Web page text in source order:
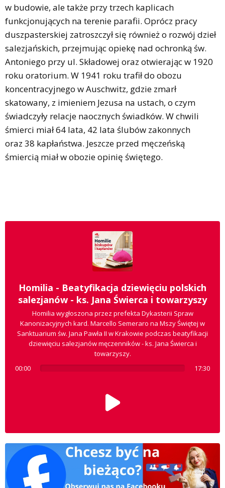
w budowie, ale także przy trzech kaplicach
funkcjonujących na terenie parafii. Oprócz pracy
duszpasterskiej zatroszczył się również o rozwój dzieł
salezjańskich, przejmując opiekę nad ochronką św.
Antoniego przy ul. Składowej oraz otwierając w 1920
roku oratorium. W 1941 roku trafił do obozu
koncentracyjnego w Auschwitz, gdzie zmarł
skatowany, z imieniem Jezusa na ustach, o czym
świadczyły relacje naocznych świadków. W chwili
śmierci miał 64 lata, 42 lata ślubów zakonnych
oraz 38 kapłaństwa. Jeszcze przed męczeńską
śmiercią miał w obozie opinię świętego.
Homilia - Beatyfikacja dziewięciu polskich
salezjanów - ks. Jana Świerca i towarzyszy
Homilia wygłoszona przez prefekta Dykasterii Spraw
Kanonizacyjnych kard. Marcello Semeraro na Mszy Świętej w
Sanktuarium św. Jana Pawła II w Krakowie podczas beatyfikacji
dziewięciu salezjanów męczenników - ks. Jana Świerca i
towarzyszy.
00:00
17:30